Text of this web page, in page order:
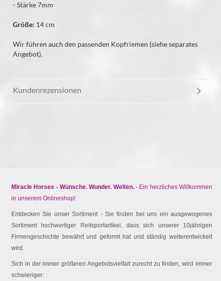
- Stärke 7mm
Größe: 14 cm
Wir führen auch den passenden Kopfriemen (siehe separates
Angebot).
Kundenrezensionen
Miracle Horses - Wünsche. Wunder. Welten.- Ein herzliches Willkommen
in unserem Onlineshop!
Entdecken Sie unser Sortiment - Sie finden bei uns ein ausgewogenes
Sortiment hochwertiger Reitsportartikel, dass sich unserer 10jährigen
Firmengeschichte bewährt und geformt hat und ständig weiterentwickelt
wird.
Sich in der immer größeren Angebotsvielfalt zurecht zu finden, wird immer
schwieriger: